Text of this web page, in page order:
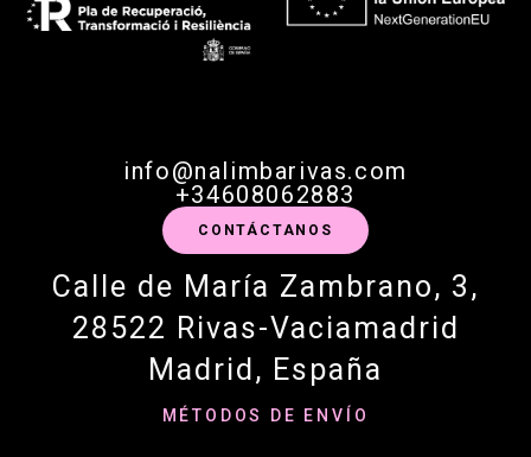
info@nalimbarivas.com
+34608062883
CONTÁCTANOS
Calle de María Zambrano, 3,
28522 Rivas-Vaciamadrid
Madrid, España
MÉTODOS DE ENVÍO